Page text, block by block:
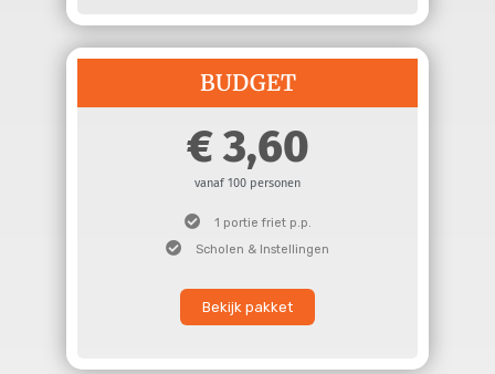
BUDGET
3,60
vanaf 100 personen
1 portie friet p.p.
Scholen & Instellingen
Bekijk pakket